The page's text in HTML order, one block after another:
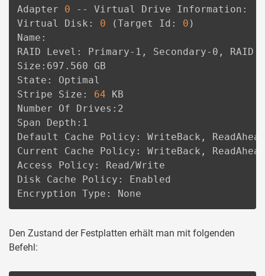
Adapter 0 -- Virtual Drive Information:
Virtual Disk: 0 (Target Id: 0 )
Name:
RAID Level: Primary-1, Secondary-0,
Size:697.560 GB
State: Optimal
Stripe Size: 64 KB
Number Of Drives:2
Span Depth:1
Default Cache Policy: WriteBack,
Current Cache Policy: WriteBack,
Access Policy: Read/Write
Disk Cache Policy: Enabled
Encryption Type: None
Den Zustand der Festplatten erhält man mit folgenden
Befehl: